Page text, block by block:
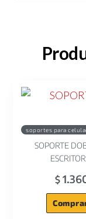
soportes para
SOPORTE
$